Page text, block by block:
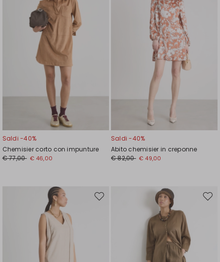
Saldi -40%
Chemisier corto con impunture
€ 77,00 € 46,00
Saldi -40%
Abito chemisier in creponne
€ 82,00 € 49,00
Sposta